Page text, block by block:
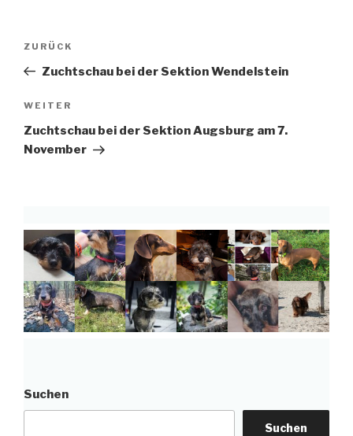
Beitragsnavigation
Vorheriger
Beitrag
ZURÜCK
Zuchtschau bei der Sektion Wendelstein
Nächster
Beitrag
WEITER
Zuchtschau bei der Sektion Augsburg am 7.
November
Suchen
Suchen